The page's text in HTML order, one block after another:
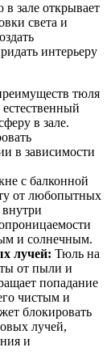
зале открывает
света и
интерьеру
тюля
естественный
в зале.
в зависимости
с балконной
от любопытных
внутри
и солнечным.
лучей: Тюль на
от пыли и
попадание
чистым и
блокировать
лучей,
и